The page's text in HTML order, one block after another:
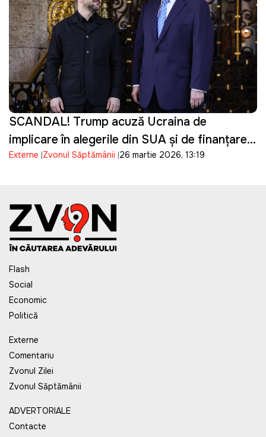
SCANDAL! Trump acuză Ucraina de
implicare în alegerile din SUA și de finanțarea
campaniei lui Biden
Externe Zvonul Săptămânii 26 martie 2026, 13:19
Flash
Social
Economic
Politică
Externe
Comentariu
Zvonul Zilei
Zvonul Săptămânii
ADVERTORIALE
Contacte